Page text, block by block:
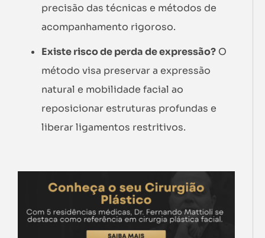
precisão das técnicas e métodos de
acompanhamento rigoroso.
Existe risco de perda de expressão? O
método visa preservar a expressão
natural e mobilidade facial ao
reposicionar estruturas profundas e
liberar ligamentos restritivos.